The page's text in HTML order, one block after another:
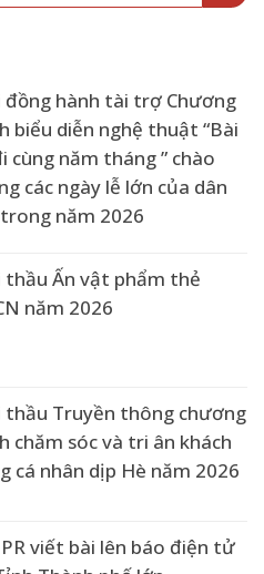
đồng hành tài trợ Chương
biểu diễn nghệ thuật “Bài
cùng năm tháng ” chào
các ngày lễ lớn của dân
năm 2026
thầu Ấn vật phẩm thẻ
năm 2026
thầu Truyền thông chương
chăm sóc và tri ân khách
cá nhân dịp Hè năm 2026
viết bài lên báo điện tử